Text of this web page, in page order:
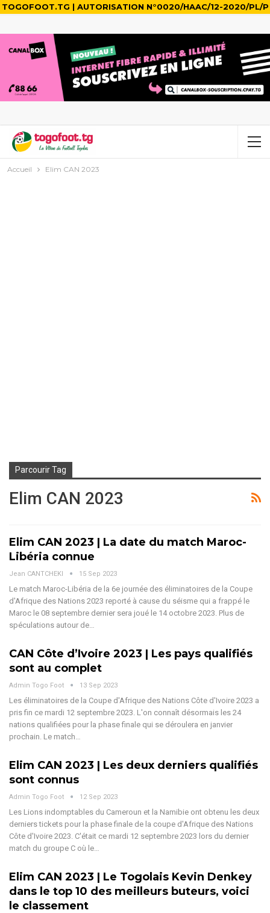
TOGOFOOT.TG | AUTORISATION N°0020/HAAC/12-2020/PL/P
Accueil Elim CAN 2023
Parcourir Tag
Elim CAN 2023
Elim CAN 2023 | La date du match Maroc-
Libéria connue
Jean CANTCHEKI 15 Sep 2023
Le match Maroc-Libéria de la 6e journée des éliminatoires de la Coupe
d'Afrique des Nations 2023 reporté à cause du séisme qui a frappé le
Maroc le 08 septembre dernier sera joué le 14 octobre 2023. Plus de
spéculations autour de…
CAN Côte d’Ivoire 2023 | Les pays qualifiés
sont au complet
Admin Togo Foot 13 Sep 2023
Les éliminatoires de la Coupe d'Afrique des Nations Côte d'Ivoire 2023 a
pris fin ce mardi 12 septembre 2023. L'on connaît désormais les 24
nations qualifiées pour la phase finale qui se déroulera en janvier
prochain. Le match…
Elim CAN 2023 | Les deux derniers qualifiés
sont connus
Admin Togo Foot 12 Sep 2023
Les Lions indomptables du Cameroun et la Namibie ont obtenu les deux
derniers tickets pour la phase finale de la coupe d'Afrique des Nations
Côte d'Ivoire 2023. C'était ce mardi 12 septembre 2023 lors du dernier
match du groupe C où le…
Elim CAN 2023 | Le Togolais Kevin Denkey
dans le top 10 des meilleurs buteurs, voici
le classement